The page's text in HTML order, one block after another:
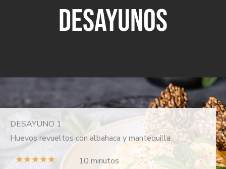
DESAYUNOS
DESAYUNO 1
Huevos revueltos con albahaca y mantequilla
★★★★★
10 minutos